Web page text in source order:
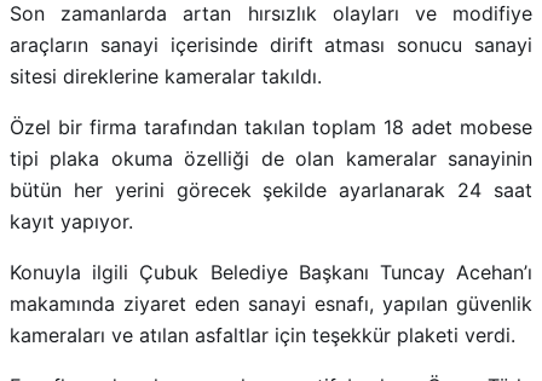
Son zamanlarda artan hırsızlık olayları ve modifiye
araçların sanayi içerisinde dirift atması sonucu sanayi
sitesi direklerine kameralar takıldı.
Özel bir firma tarafından takılan toplam 18 adet mobese
tipi plaka okuma özelliği de olan kameralar sanayinin
bütün her yerini görecek şekilde ayarlanarak 24 saat
kayıt yapıyor.
Konuyla ilgili Çubuk Belediye Başkanı Tuncay Acehan’ı
makamında ziyaret eden sanayi esnafı, yapılan güvenlik
kameraları ve atılan asfaltlar için teşekkür plaketi verdi.